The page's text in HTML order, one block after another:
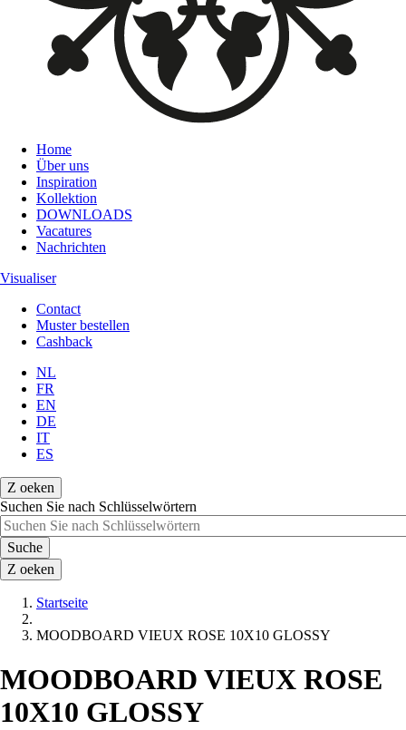
Home
Über uns
Inspiration
Kollektion
DOWNLOADS
Vacatures
Nachrichten
Visualiser
Contact
Muster bestellen
Cashback
NL
FR
EN
DE
IT
ES
Z oeken
Suchen Sie nach Schlüsselwörtern
Suche
Z oeken
Pfadnavigation
Startseite
MOODBOARD VIEUX ROSE 10X10 GLOSSY
MOODBOARD VIEUX ROSE
10X10 GLOSSY